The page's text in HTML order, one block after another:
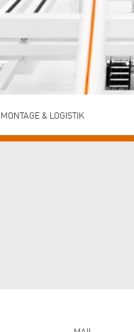
MONTAGE & LOGISTIK